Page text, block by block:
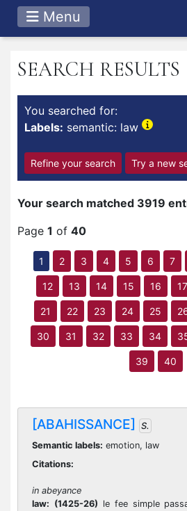
Menu
SEARCH RESULTS
You searched for:
Labels: semantic: law
Refine your search Try a new
Your search matched 3919
Page 1 of 40
1 2 3 4 5 6 7
12 13 14 15 16 17
21 22 23 24 25
30 31 32 33 34
39 40
[ABAHISSANCE]
S.
Semantic labels: emotion, law
Citations:
in abeyance
law: (1425-26) le fee simple